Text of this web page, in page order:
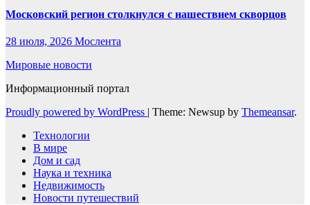
Московский регион столкнулся с нашествием скворцов
28 июля, 2026 Мослента
Мировые новости
Информационный портал
Proudly powered by WordPress
Theme: Newsup by Themeansar.
Технологии
В мире
Дом и сад
Наука и техника
Недвижимость
Новости путешествий